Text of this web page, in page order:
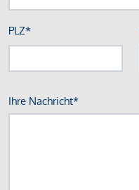
PLZ*
Ihre Nachricht*